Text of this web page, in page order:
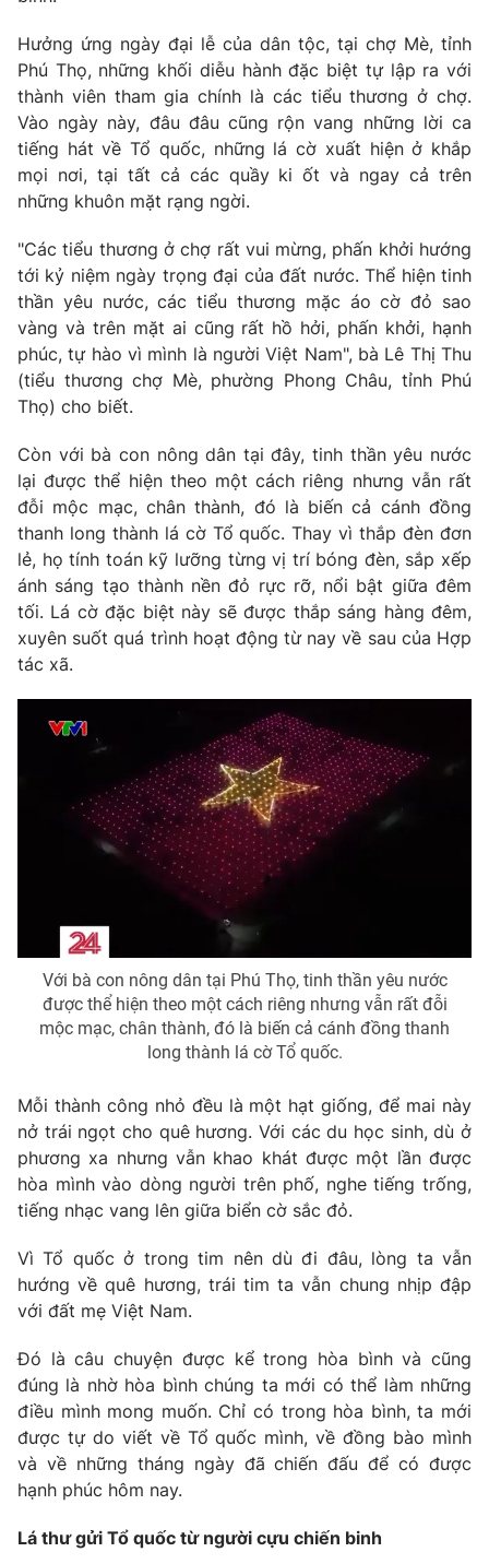
Hưởng ứng ngày đại lễ của dân tộc, tại chợ Mè, tỉnh
Phú Thọ, những khối diễu hành đặc biệt tự lập ra với
thành viên tham gia chính là các tiểu thương ở chợ.
Vào ngày này, đâu đâu cũng rộn vang những lời ca
tiếng hát về Tổ quốc, những lá cờ xuất hiện ở khắp
mọi nơi, tại tất cả các quầy ki ốt và ngay cả trên
những khuôn mặt rạng ngời.
"Các tiểu thương ở chợ rất vui mừng, phấn khởi hướng
tới kỷ niệm ngày trọng đại của đất nước. Thể hiện tinh
thần yêu nước, các tiểu thương mặc áo cờ đỏ sao
vàng và trên mặt ai cũng rất hồ hởi, phấn khởi, hạnh
phúc, tự hào vì mình là người Việt Nam", bà Lê Thị Thu
(tiểu thương chợ Mè, phường Phong Châu, tỉnh Phú
Thọ) cho biết.
Còn với bà con nông dân tại đây, tinh thần yêu nước
lại được thể hiện theo một cách riêng nhưng vẫn rất
đỗi mộc mạc, chân thành, đó là biến cả cánh đồng
thanh long thành lá cờ Tổ quốc. Thay vì thắp đèn đơn
lẻ, họ tính toán kỹ lưỡng từng vị trí bóng đèn, sắp xếp
ánh sáng tạo thành nền đỏ rực rỡ, nổi bật giữa đêm
tối. Lá cờ đặc biệt này sẽ được thắp sáng hàng đêm,
xuyên suốt quá trình hoạt động từ nay về sau của Hợp
tác xã.
Với bà con nông dân tại Phú Thọ, tinh thần yêu nước
được thể hiện theo một cách riêng nhưng vẫn rất đỗi
mộc mạc, chân thành, đó là biến cả cánh đồng thanh
long thành lá cờ Tổ quốc.
Mỗi thành công nhỏ đều là một hạt giống, để mai này
nở trái ngọt cho quê hương. Với các du học sinh, dù ở
phương xa nhưng vẫn khao khát được một lần được
hòa mình vào dòng người trên phố, nghe tiếng trống,
tiếng nhạc vang lên giữa biển cờ sắc đỏ.
Vì Tổ quốc ở trong tim nên dù đi đâu, lòng ta vẫn
hướng về quê hương, trái tim ta vẫn chung nhịp đập
với đất mẹ Việt Nam.
Đó là câu chuyện được kể trong hòa bình và cũng
đúng là nhờ hòa bình chúng ta mới có thể làm những
điều mình mong muốn. Chỉ có trong hòa bình, ta mới
được tự do viết về Tổ quốc mình, về đồng bào mình
và về những tháng ngày đã chiến đấu để có được
hạnh phúc hôm nay.
Lá thư gửi Tổ quốc từ người cựu chiến binh